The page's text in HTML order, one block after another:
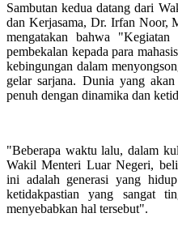
Sambutan kedua datang dari
dan Kerjasama, Dr. Irfan Noor,
mengatakan bahwa
pembekalan kepada para
kebingungan dalam
gelar sarjana. Dunia yang
penuh dengan dinamika dan
"Beberapa waktu lalu, dalam
Wakil Menteri Luar Negeri,
ini adalah generasi yang
ketidakpastian yang sangat
menyebabkan hal tersebut".